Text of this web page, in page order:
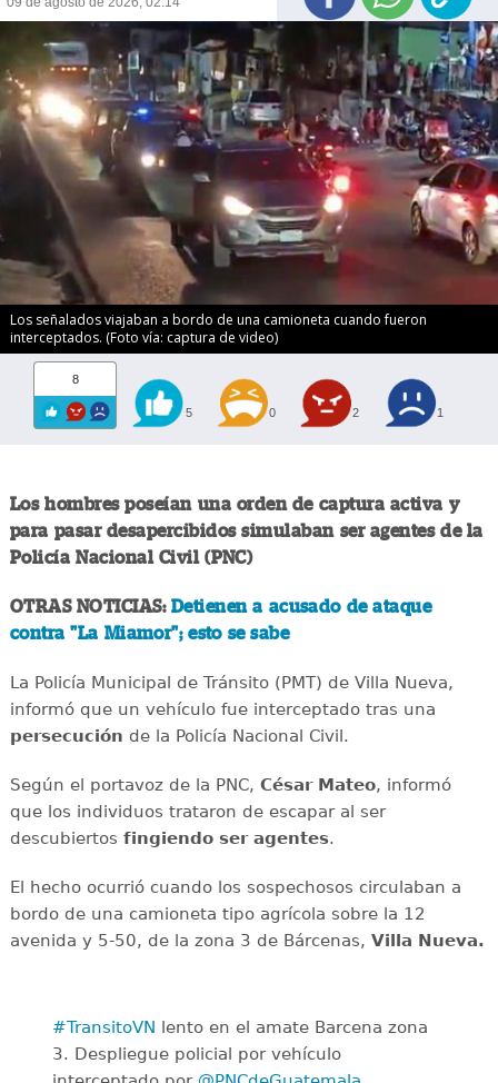
Los señalados viajaban a bordo de una camioneta cuando fueron
interceptados. (Foto vía: captura de video)
8
5 0 2 1
Los hombres poseían una orden de captura activa y
para pasar desapercibidos simulaban ser agentes de la
Policía Nacional Civil (PNC)
OTRAS NOTICIAS: Detienen a acusado de ataque
contra "La Miamor"; esto se sabe
La Policía Municipal de Tránsito (PMT) de Villa Nueva,
informó que un vehículo fue interceptado tras una
persecución de la Policía Nacional Civil.
Según el portavoz de la PNC, César Mateo, informó
que los individuos trataron de escapar al ser
descubiertos fingiendo ser agentes.
El hecho ocurrió cuando los sospechosos circulaban a
bordo de una camioneta tipo agrícola sobre la 12
avenida y 5-50, de la zona 3 de Bárcenas, Villa Nueva.
#TransitoVN lento en el amate Barcena zona
3. Despliegue policial por vehículo